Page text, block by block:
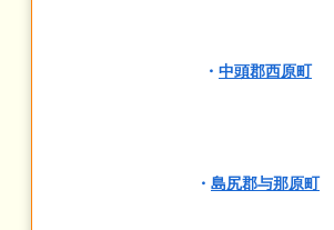
・ 中頭郡西原町
・ 島尻郡与那原町